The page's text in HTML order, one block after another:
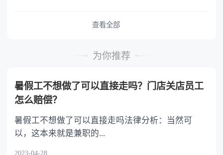
可以向人民法院提起诉讼。
作时间不超过四小时，每周工作时间累计不超过
当事人可以订立口头协议。从事非全日制用工的
的劳动合同的履行。
查看全部
为你推荐
暑假工不想做了可以直接走吗？门店关店员工
怎么赔偿？
暑假工不想做了可以直接走吗法律分析：当然可
以，这本来就是兼职的...
2023-04-28